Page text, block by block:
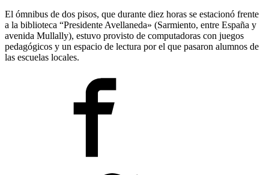
El ómnibus de dos pisos, que durante diez horas se estacionó frente
a la biblioteca “Presidente Avellaneda» (Sarmiento, entre España y
avenida Mullally), estuvo provisto de computadoras con juegos
pedagógicos y un espacio de lectura por el que pasaron alumnos de
las escuelas locales.